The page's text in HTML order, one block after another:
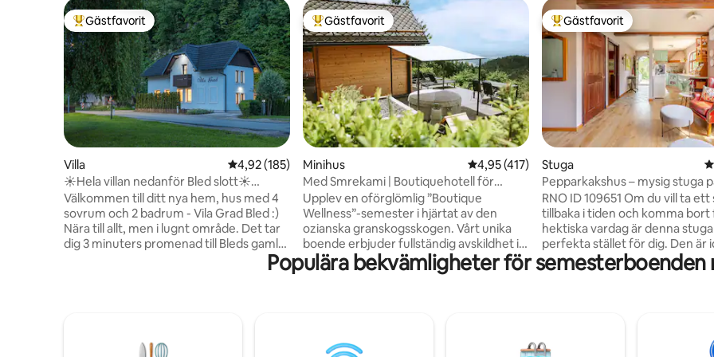
Populär gästfavorit
Gästfavorit
Villa 4,92 av 5 i genomsnittligt betyg, 185 omdömen
4,92 (185)
☀Hela villan nedanför Bled slott☀
freeBikes & bastu
Välkommen till ditt nya hem, hus med 4
sovrum och 2 badrum - Vila Grad Bled :)
Nära till allt, men i lugnt område. Det tar
dig 3 minuters promenad till Bleds gamla
Bledsjön och några minuters promenad
inte nya) Framför huset finns 3
Populär gästfavorit
Gästfavorit
Minihus 4,95 av 5 i genomsnittligt betyg, 417
4,95 (417)
Med Smrekami | Boutiquehotell för
wellness och spa
Upplev en oförglömlig ”Boutique
Wellness”-semester i hjärtat av den
ozianska granskogsskogen. Vårt unika
boende erbjuder fullständig avskildhet i
två separata områden: en romantisk
trästuga med panoramautsikt, en
bubbelpool under stjärnorna och lugnet i
Populär gästfavorit
Gästfavorit
Stuga
Pepparkakshus – mysig stuga
RNO ID 109651 Om du vill ta
tillbaka i tiden och komma bort
hektiska vardag är denna
perfekta stället för dig. Den är
att njuta av och utforska den
sidan av naturen innan du
människor som älskar
Populära bekvämligheter för semesterboenden